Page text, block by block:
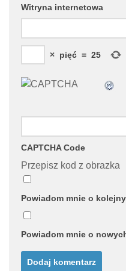
Witryna internetowa
× pięć = 25
CAPTCHA Code
Przepisz kod z obrazka
Powiadom mnie o
Powiadom mnie o